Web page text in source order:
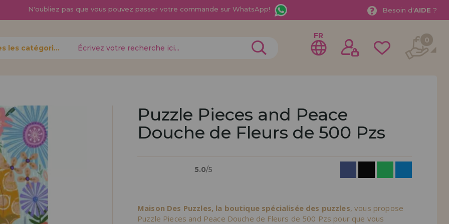
N'oubliez pas que vous pouvez passer votre commande sur WhatsApp! Besoin d'AIDE ?
Je veux m'enregistrer en tant que
nouveau distributeur
distribution.
Toutes les catégories
FR 0
Puzzle Pieces and Peace
Douche de Fleurs de 500 Pzs
5.0/5
Maison Des Puzzles, la boutique spécialisée des puzzles, vous propose
Puzzle Pieces and Peace Douche de Fleurs de 500 Pzs pour que vous